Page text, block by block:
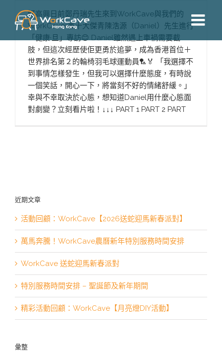
content
好高興日前鄭丹瑞先生來到WorkCave與我們的
WorkCaver兼十大傑青陳浩源（Daniel）先生進行
「健康·旦」專訪😊 Daniel雖然遇上車禍需要截
肢，但這次經歷使佢更勇於追夢，成為香港首位＋
世界排名第２的輪椅羽毛球運動員🏸🏅 「我選擇不
到事情怎樣發生，但我可以選擇什麼態度，有時說
一個笑話，開心一下，將當刻不好的情緒舒緩。」
幸與不幸取決於心態，想知道Daniel用什麼心態面
對劇變？立刻看片啦！↓↓↓ PART 1 PART 2 PART
近期文章
活動回顧：WorkCave【2026送蛇迎馬新春派對】
萬馬奔騰！WorkCave農曆新年特別服務時間安排
WorkCave 送蛇迎馬新春派對
特別服務時間安排 – 聖誕節及新年期間
精彩活動回顧：WorkCave【月亮燈DIY活動】
彙整